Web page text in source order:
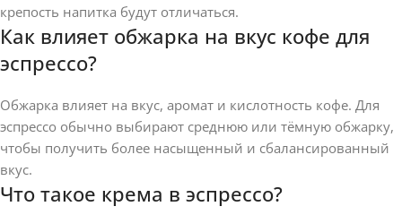
крепость напитка будут отличаться.
Как влияет обжарка на вкус кофе для
эспрессо?
Обжарка влияет на вкус, аромат и кислотность кофе. Для
эспрессо обычно выбирают среднюю или тёмную обжарку,
чтобы получить более насыщенный и сбалансированный
вкус.
Что такое крема в эспрессо?